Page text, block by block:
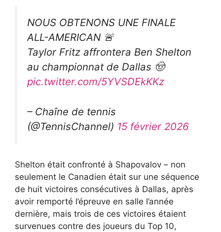
NOUS OBTENONS UNE FINALE
ALL-AMERICAN 🚨
Taylor Fritz affrontera Ben Shelton
au championnat de Dallas 🤠
pic.twitter.com/5YVSDEkKKz
– Chaîne de tennis
(@TennisChannel) 15 février 2026
Shelton était confronté à Shapovalov – non
seulement le Canadien était sur une séquence
de huit victoires consécutives à Dallas, après
avoir remporté l’épreuve en salle l’année
dernière, mais trois de ces victoires étaient
survenues contre des joueurs du Top 10,